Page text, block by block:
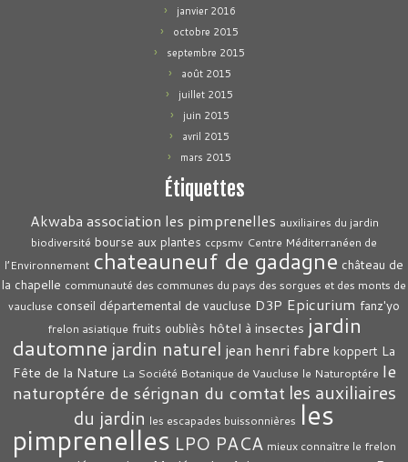
janvier 2016
octobre 2015
septembre 2015
août 2015
juillet 2015
juin 2015
avril 2015
mars 2015
Étiquettes
Akwaba association les pimprenelles auxiliaires du jardin
biodiversité bourse aux plantes ccpsmv Centre Méditerranéen de
l’Environnement chateauneuf de gadagne château de
la chapelle communauté des communes du pays des sorgues et des monts de
vaucluse conseil départemental de vaucluse D3P Epicurium fanz'yo
frelon asiatique fruits oubliès hôtel à insectes jardin
dautomne jardin naturel jean henri fabre koppert La
Fête de la Nature La Société Botanique de Vaucluse le Naturoptére le
naturoptére de sérignan du comtat les auxiliaires
du jardin les escapades buissonnières les
pimprenelles LPO PACA mieux connaître le frelon